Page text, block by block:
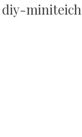
diy-